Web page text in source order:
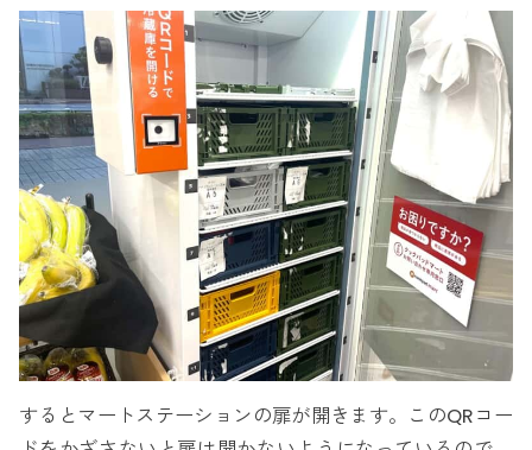
するとマートステーションの扉が開きます。このQRコー